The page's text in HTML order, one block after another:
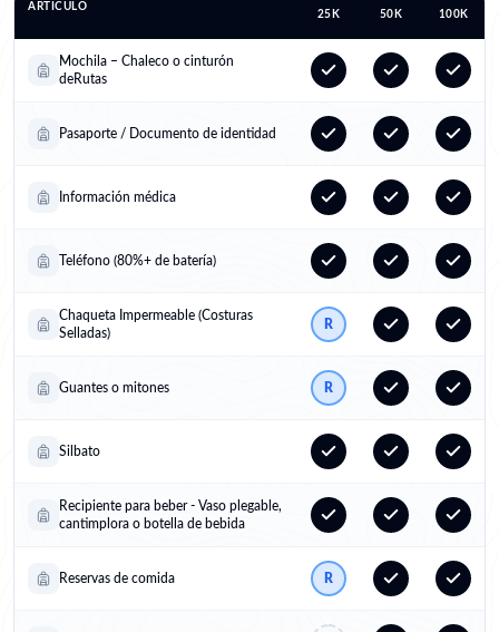
ARTÍCULO
25K 50K 100K
Mochila – Chaleco o cinturón
deRutas
Pasaporte / Documento de identidad
Información médica
Teléfono (80%+ de batería)
Chaqueta Impermeable (Costuras
Selladas)
R
Guantes o mitones R
Silbato
Recipiente para beber - Vaso plegable,
cantimplora o botella de bebida
Reservas de comida R